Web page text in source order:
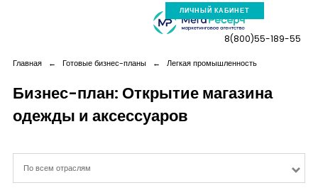
ЛИЧНЫЙ КАБИНЕТ
Компания
Услуги
8(800)55-189-55
Главная ← Готовые бизнес-планы ← Легкая промышленность
Бизнес-план: Открытие магазина
одежды и аксессуаров
По всем отраслям